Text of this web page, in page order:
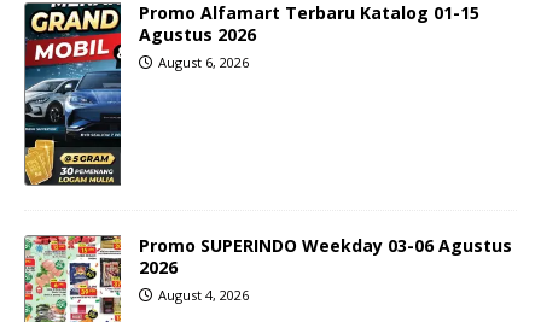
Promo Alfamart Terbaru Katalog 01-15
Agustus 2026
August 6, 2026
Promo SUPERINDO Weekday 03-06 Agustus
2026
August 4, 2026